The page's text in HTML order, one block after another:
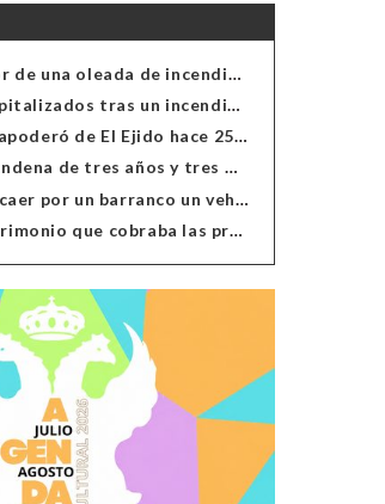
Detenido el autor de una oleada de incendios de contenedores en Almería
Madre e hijo hospitalizados tras un incendio en la cocina de una vivienda en Almería
Cuando la ira se apoderó de El Ejido hace 25 años
Confirmada la condena de tres años y tres meses al hombre de Antas acusado de xenofobia
Cinco heridos al caer por un barranco un vehículo en Alcolea
Detenido un matrimonio que cobraba las prestaciones de ilegales en Almería, Granada, Málaga, Huelva y Murcia